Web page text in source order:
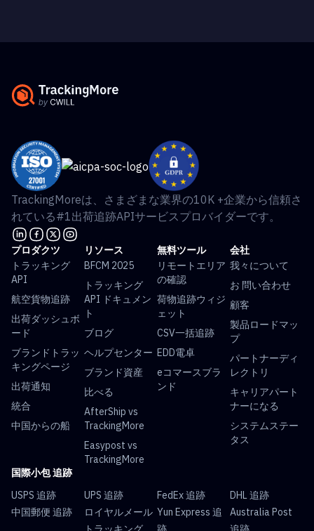
TrackingMoreは、さまざまな業界の10K +企業から信頼さ
れている#1出荷追跡APIサービスプロバイダーです。
プロダクツ
トラッキング
API
航空貨物追跡
出荷ダッシュボ
ード
ブランドトラッ
キングページ
出荷通知
統合
中国からの船
リソース
BFCM 2025
トラッキング
API ドキュメン
ト
ブログ
ヘルプセンター
ブランド資産
比べる
AfterShip vs
TrackingMore
Easypost vs
TrackingMore
無料ツール
リモートエリア
の確認
荷物追跡ウィジ
ェット
CSV一括追跡
EDD電卓
eコマースブラ
ンド
会社
我々について
お 問い合わせ
顧客
製品ロードマッ
プ
パートナーディ
レクトリ
キャリアパート
ナーになる
システムステー
タス
国際小包 追跡
USPS 追跡
UPS 追跡 FedEx 追跡
DHL 追跡
中国郵便 追跡
ロイヤルメール Yun Express 追
Australia Post